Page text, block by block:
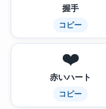
握手
コピー
❤️
赤いハート
コピー